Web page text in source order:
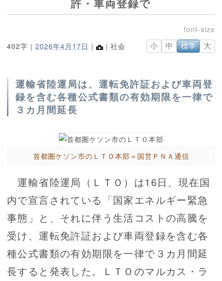
許・車両登録で
402字｜ 2026年4月17日 ｜ ｜社会 小 中 標準 大
運輸省陸運局は、運転免許証および車両登
録を含む各種公式書類の有効期限を一律で
３カ月間延長
首都圏ケソン市のＬＴＯ本部＝国営ＰＮＡ通信
運輸省陸運局（ＬＴＯ）は16日、現在国
内で宣言されている「国家エネルギー緊急
事態」と、それに伴う生活コストの高騰を
受け、運転免許証および車両登録を含む各
種公式書類の有効期限を一律で３カ月間延
長すると発表した。ＬＴＯのマルカス・ラ